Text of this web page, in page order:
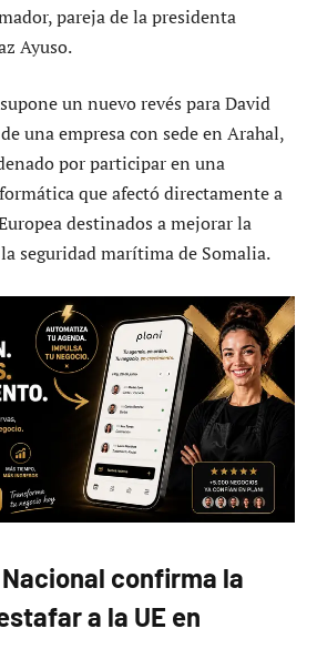
pareja de la presidenta
Ayuso.
un nuevo revés para David
una empresa con sede en Arahal,
por participar en una
que afectó directamente a
destinados a mejorar la
seguridad marítima de Somalia.
confirma la
a la UE en